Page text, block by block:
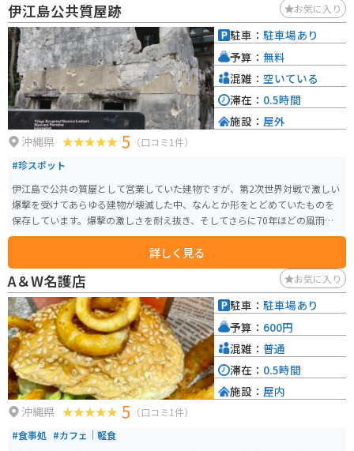
伊江島公共質屋跡 お気に入り
沖縄県 5 （口コミ1件）
#珍スポット
伊江島で公共の質屋として営業していた建物ですが、第2次世界対戦で激しい
爆撃を受けてあらゆる建物が壊滅した中、なんとか形をとどめていたものを
保存しています。爆撃の激しさを耐え抜き、そしてさらに70年ほどの風雨に
も耐えている戦前のコンクリート建築ということで注目をあびています。
詳しく見る
駐車： 駐車場あり
予算： 無料
混雑： 空いている
滞在： 0.5時間
施設： 屋外
A＆W名護店 お気に入り
沖縄県 5 （口コミ1件）
#食事処 #カフェ｜軽食
駐車： 駐車場あり
予算： 600円
混雑： 普通
滞在： 0.5時間
施設： 屋内